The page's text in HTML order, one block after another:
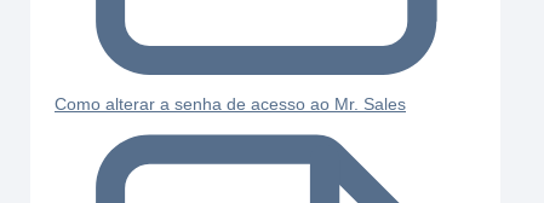
Como alterar a senha de acesso ao Mr. Sales